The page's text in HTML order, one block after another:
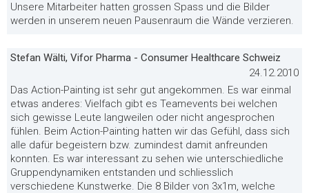
Unsere Mitarbeiter hatten grossen Spass und die Bilder
werden in unserem neuen Pausenraum die Wände verzieren.
Stefan Wälti, Vifor Pharma - Consumer Healthcare Schweiz
24.12.2010
Das Action-Painting ist sehr gut angekommen. Es war einmal
etwas anderes: Vielfach gibt es Teamevents bei welchen
sich gewisse Leute langweilen oder nicht angesprochen
fühlen. Beim Action-Painting hatten wir das Gefühl, dass sich
alle dafür begeistern bzw. zumindest damit anfreunden
konnten. Es war interessant zu sehen wie unterschiedliche
Gruppendynamiken entstanden und schliesslich
verschiedene Kunstwerke. Die 8 Bilder von 3x1m, welche